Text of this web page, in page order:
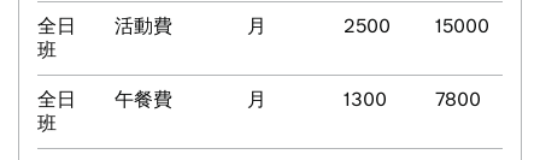
全日
班
活動費 月 2500 15000
全日
班
午餐費 月 1300 7800